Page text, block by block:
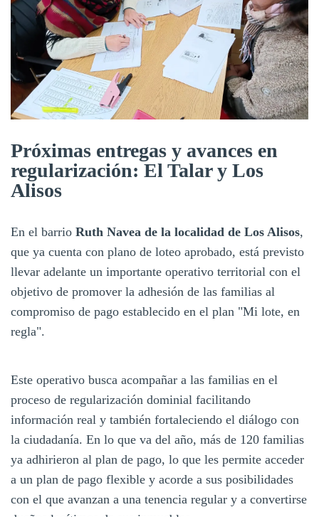
Próximas entregas y avances en
regularización: El Talar y Los
Alisos
En el barrio Ruth Navea de la localidad de Los Alisos,
que ya cuenta con plano de loteo aprobado, está previsto
llevar adelante un importante operativo territorial con el
objetivo de promover la adhesión de las familias al
compromiso de pago establecido en el plan "Mi lote, en
regla".
Este operativo busca acompañar a las familias en el
proceso de regularización dominial facilitando
información real y también fortaleciendo el diálogo con
la ciudadanía. En lo que va del año, más de 120 familias
ya adhirieron al plan de pago, lo que les permite acceder
a un plan de pago flexible y acorde a sus posibilidades
con el que avanzan a una tenencia regular y a convertirse